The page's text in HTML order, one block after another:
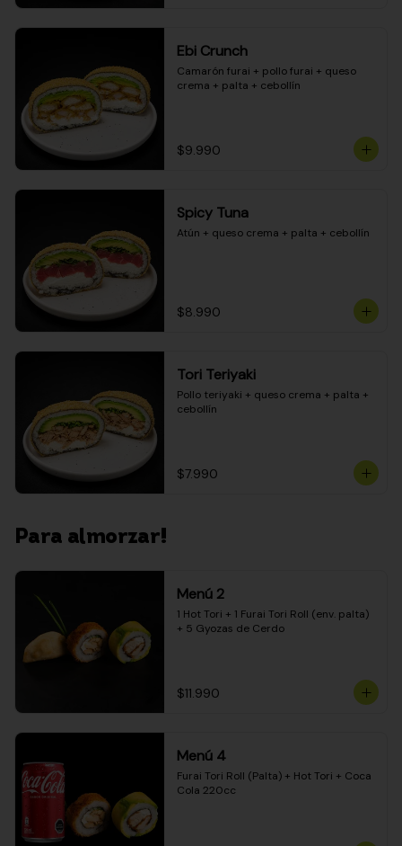
Ebi Crunch
Camarón furai + pollo furai + queso
crema + palta + cebollín
$9.990
Spicy Tuna
Atún + queso crema + palta + cebollín
$8.990
Tori Teriyaki
Pollo teriyaki + queso crema + palta +
cebollín
$7.990
Para almorzar!
Menú 2
1 Hot Tori + 1 Furai Tori Roll (env. palta)
+ 5 Gyozas de Cerdo
$11.990
Menú 4
Furai Tori Roll (Palta) + Hot Tori + Coca
Cola 220cc